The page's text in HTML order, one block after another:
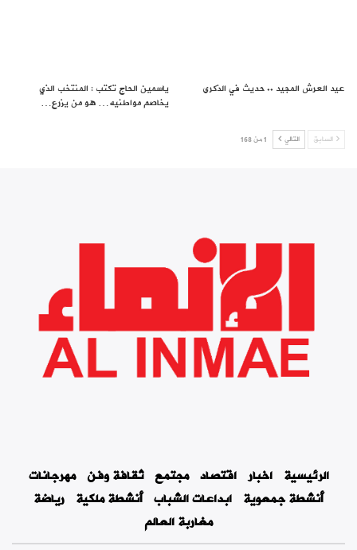
عيد العرش المجيد .. حديث في الذكرى
ياسمين الحاج تكتب : المنتخب الذي
يخاصم مواطنيه… هو من يزرع…
السابق التالي 1 من 168
الرئيسية اخبار اقتصاد مجتمع ثقافة وفن مهرجانات
أنشطة جمعوية ابداعات الشباب أنشطة ملكية رياضة
مغاربة العالم